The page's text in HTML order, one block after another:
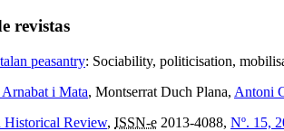
revistas
peasantry: Sociability, politicisation,
i Mata, Montserrat Duch Plana, Antoni
Historical Review, ISSN-e 2013-4088, Nº. 15,